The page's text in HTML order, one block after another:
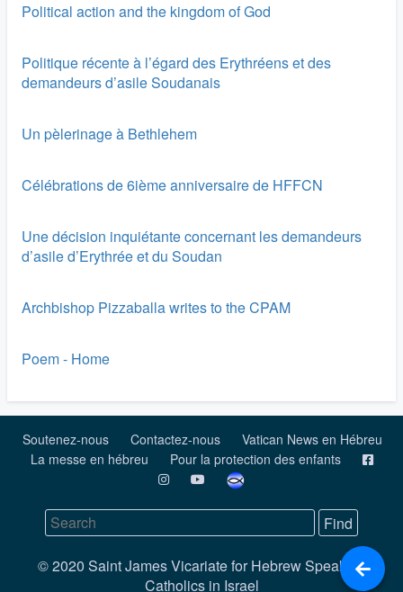
Political action and the kingdom of God
Politique récente à l’égard des Erythréens et des
demandeurs d’asile Soudanais
Un pèlerinage à Bethlehem
Célébrations de 6ième anniversaire de HFFCN
Une décision inquiétante concernant les demandeurs
d’asile d’Erythrée et du Soudan
Archbishop Pizzaballa writes to the CPAM
Poem - Home
Soutenez-nous Contactez-nous
Vatican News en Hébreu
La messe en hébreu
Pour la protection des enfants
© 2020 Saint James Vicariate for Hebrew Speaking
Catholics in Israel